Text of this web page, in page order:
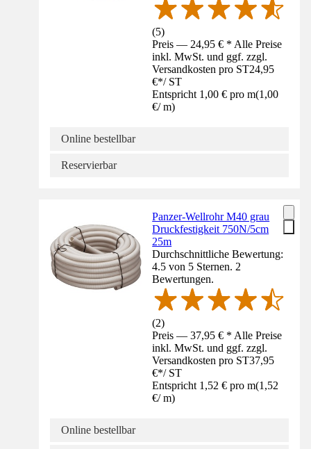
(5)
Preis — 24,95 € * Alle Preise
inkl. MwSt. und ggf. zzgl.
Versandkosten pro ST24,95
€*/ ST
Entspricht 1,00 € pro m(1,00
€/ m)
Online bestellbar
Reservierbar
Panzer-Wellrohr M40 grau
Druckfestigkeit 750N/5cm
25m
Durchschnittliche Bewertung:
4.5 von 5 Sternen. 2
Bewertungen.
(2)
Preis — 37,95 € * Alle Preise
inkl. MwSt. und ggf. zzgl.
Versandkosten pro ST37,95
€*/ ST
Entspricht 1,52 € pro m(1,52
€/ m)
Online bestellbar